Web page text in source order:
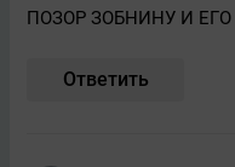
ПОЗОР ЗОБНИНУ И ЕГО
Ответить